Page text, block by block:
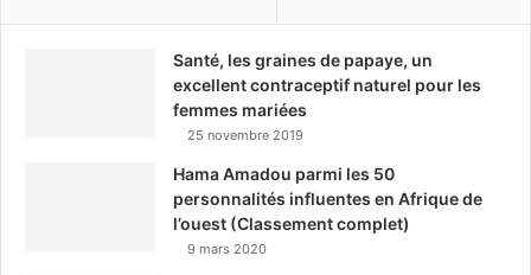
Santé, les graines de papaye, un
excellent contraceptif naturel pour les
femmes mariées
25 novembre 2019
Hama Amadou parmi les 50
personnalités influentes en Afrique de
l’ouest (Classement complet)
9 mars 2020